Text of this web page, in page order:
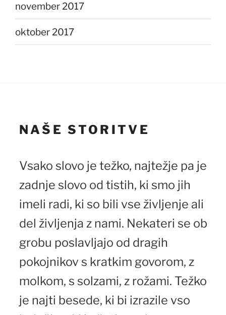
november 2017
oktober 2017
NAŠE STORITVE
Vsako slovo je težko, najtežje pa je
zadnje slovo od tistih, ki smo jih
imeli radi, ki so bili vse življenje ali
del življenja z nami. Nekateri se ob
grobu poslavljajo od dragih
pokojnikov s kratkim govorom, z
molkom, s solzami, z rožami. Težko
je najti besede, ki bi izrazile vso